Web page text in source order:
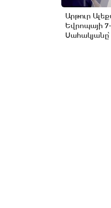
Արթուր
Եվրոպայի